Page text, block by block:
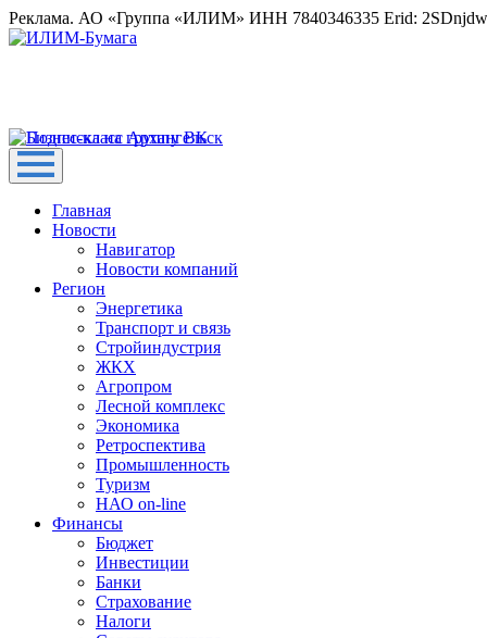
Реклама. АО «Группа «ИЛИМ» ИНН 7840346335 Erid:
Главная
Новости
Навигатор
Новости компаний
Регион
Энергетика
Транспорт и связь
Стройиндустрия
ЖКХ
Агропром
Лесной комплекс
Экономика
Ретроспектива
Промышленность
Туризм
НАО on-line
Финансы
Бюджет
Инвестиции
Банки
Страхование
Налоги